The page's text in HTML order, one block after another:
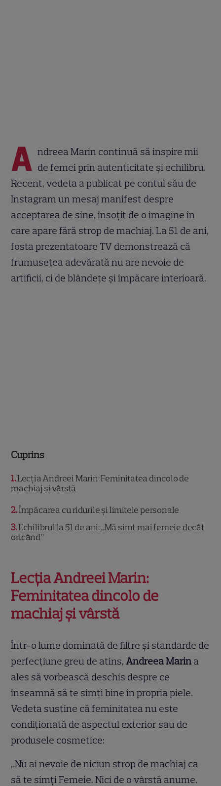
A ndreea Marin continuă să inspire mii
de femei prin autenticitate și echilibru.
Recent, vedeta a publicat pe contul său de
Instagram un mesaj manifest despre
acceptarea de sine, însoțit de o imagine în
care apare fără strop de machiaj. La 51 de ani,
fosta prezentatoare TV demonstrează că
frumusețea adevărată nu are nevoie de
artificii, ci de blândețe și împăcare interioară.
Cuprins
1 Lecția Andreei Marin: Feminitatea dincolo de
machiaj și vârstă
2 Împăcarea cu ridurile și limitele personale
3 Echilibrul la 51 de ani: „Mă simt mai femeie decât
oricând”
Lecția Andreei Marin:
Feminitatea dincolo de
machiaj și vârstă
Într-o lume dominată de filtre și standarde de
perfecțiune greu de atins,Andreea Marin a
ales să vorbească deschis despre ce
înseamnă să te simți bine în propria piele.
Vedeta susține că feminitatea nu este
condiționată de aspectul exterior sau de
produsele cosmetice:
„Nu ai nevoie de niciun strop de machiaj ca
să te simți Femeie. Nici de o vârstă anume.